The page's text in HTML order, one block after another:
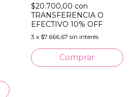
$20.700,00 con
TRANSFERENCIA O
EFECTIVO 10% OFF
3 x $7.666,67 sin interés